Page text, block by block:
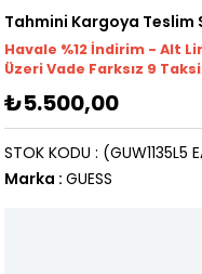
Tahmini Kargoya Teslim
Havale %12 İndirim - Alt
Üzeri Vade Farksız 9
₺5.500,00
(GUW1135L5
STOK KODU
Marka : GUESS